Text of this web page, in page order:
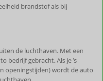
brandstof als bij
de luchthaven. Met een
bedrijf gebracht. Als je ’s
openingstijden) wordt de auto